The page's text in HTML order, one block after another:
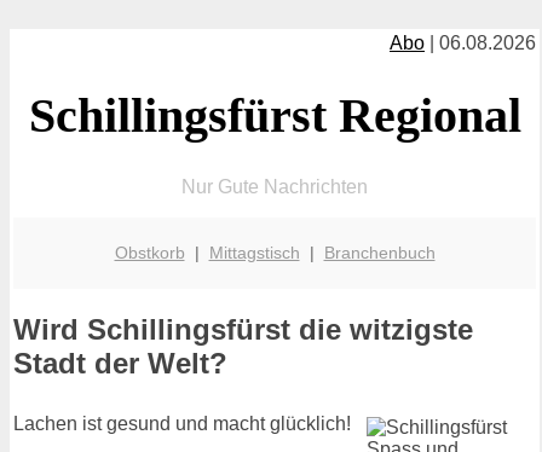
Abo | 06.08.2026
Schillingsfürst Regional
Nur Gute Nachrichten
Obstkorb | Mittagstisch | Branchenbuch
Wird Schillingsfürst die witzigste
Stadt der Welt?
Lachen ist gesund und macht glücklich!